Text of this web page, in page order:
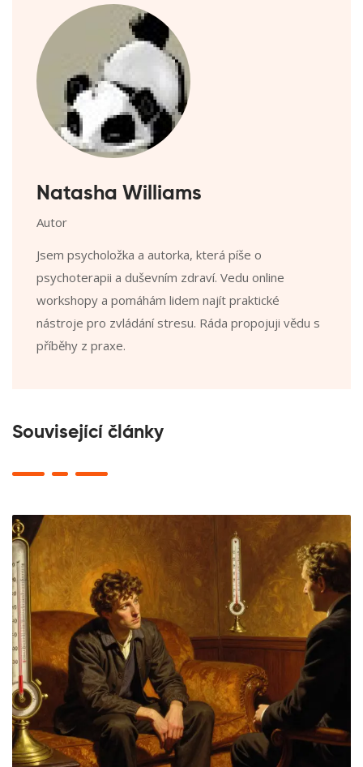
Natasha Williams
Autor
Jsem psycholožka a autorka, která píše o
psychoterapii a duševním zdraví. Vedu online
workshopy a pomáhám lidem najít praktické
nástroje pro zvládání stresu. Ráda propojuji vědu s
příběhy z praxe.
Související články